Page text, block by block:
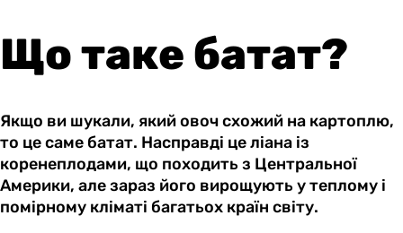
Що таке батат?
Якщо ви шукали, який овоч схожий на картоплю,
то це саме батат. Насправді це ліана із
коренеплодами, що походить з Центральної
Америки, але зараз його вирощують у теплому і
помірному кліматі багатьох країн світу.